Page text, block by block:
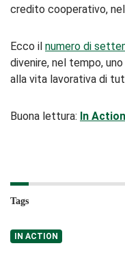
credito cooperativo,
Ecco il numero di
divenire, nel tempo,
alla vita lavorativa di
Buona lettura: In
Tags
IN ACTION